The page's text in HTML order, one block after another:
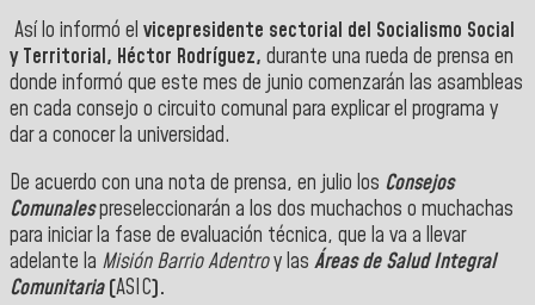
Así lo informó el vicepresidente sectorial del Socialismo Social
y Territorial, Héctor Rodríguez, durante una rueda de prensa en
donde informó que este mes de junio comenzarán las asambleas
en cada consejo o circuito comunal para explicar el programa y
dar a conocer la universidad.
De acuerdo con una nota de prensa, en julio los Consejos
Comunalespreseleccionarán a los dos muchachos o muchachas
para iniciar la fase de evaluación técnica, que la va a llevar
adelante la Misión Barrio Adentroy las Áreas de Salud Integral
Comunitaria(ASIC).